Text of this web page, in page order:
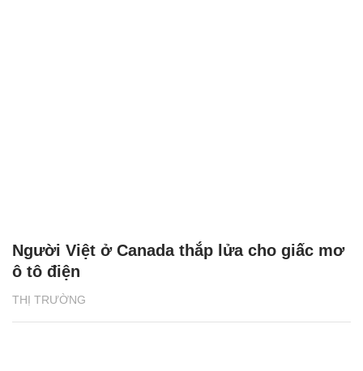
THỊ TRƯỜNG
Người Việt ở Canada thắp lửa cho giấc mơ
ô tô điện